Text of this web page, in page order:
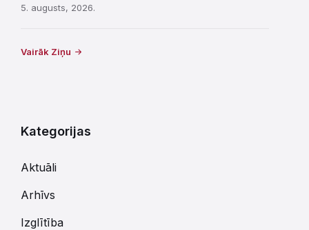
5. augusts, 2026.
Vairāk Ziņu
Kategorijas
Aktuāli
Arhīvs
Izglītība